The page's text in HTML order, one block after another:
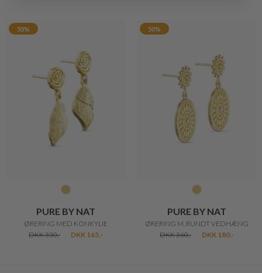
50%
PURE BY NAT
ØRERING MED KONKYLIE
DKK 330,-
DKK 165,-
50%
PURE BY NAT
ØRERING M. RUNDT VEDHÆNG
DKK 360,-
DKK 180,-